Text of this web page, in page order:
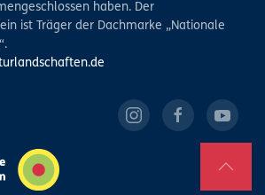
haben. Der
ist Träger der Dachmarke „Nationale